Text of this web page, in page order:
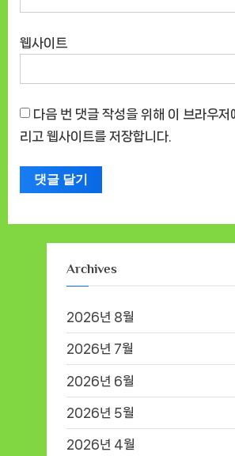
웹사이트
다음 번 댓글 작성을 위해 이 브라우저
리고 웹사이트를 저장합니다.
Archives
2026년 8월
2026년 7월
2026년 6월
2026년 5월
2026년 4월